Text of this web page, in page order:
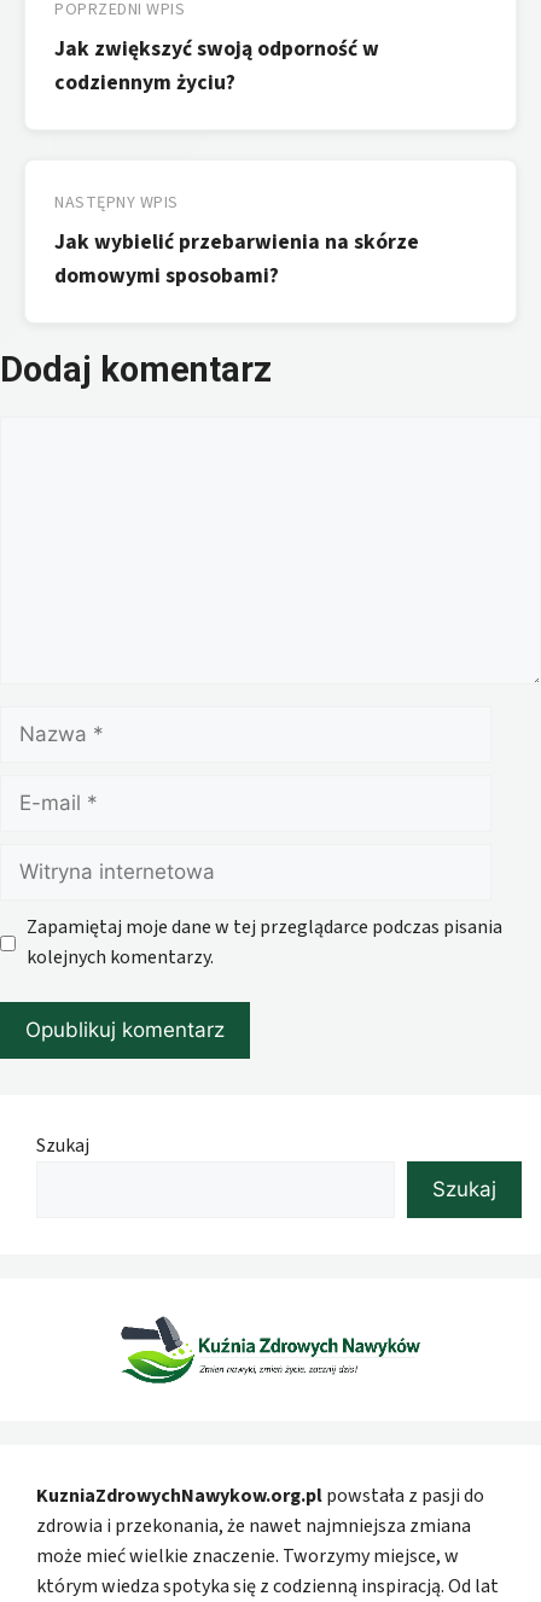
wpisu
POPRZEDNI WPIS
Jak zwiększyć swoją odporność w
codziennym życiu?
NASTĘPNY WPIS
Jak wybielić przebarwienia na skórze
domowymi sposobami?
Dodaj komentarz
Nazwa
mail
Witryna
internetowa
Zapamiętaj moje dane w tej przeglądarce podczas pisania
kolejnych komentarzy.
Szukaj
Szukaj
KuzniaZdrowychNawykow.org.plpowstała z pasji do
zdrowia i przekonania, że nawet najmniejsza zmiana
może mieć wielkie znaczenie. Tworzymy miejsce, w
którym wiedza spotyka się z codzienną inspiracją. Od lat